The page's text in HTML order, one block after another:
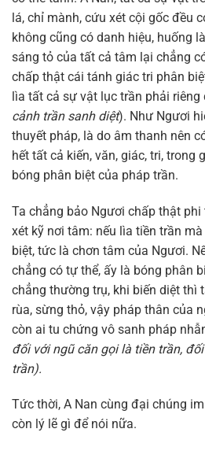
lá, chỉ mành, cứu xét cội gốc đều
không cũng có danh hiệu, huống
sáng tỏ của tất cả tâm lại chẳng
chấp thật cái tánh giác tri phân
lìa tất cả sự vật lục trần phải riêng
cảnh trần sanh diệt). Như Ngươi
thuyết pháp, là do âm thanh nên
hết tất cả kiến, văn, giác, tri, trong
bóng phân biệt của pháp trần.
Ta chẳng bảo Ngươi chấp thật
xét kỹ nơi tâm: nếu lìa tiền trần
biệt, tức là chơn tâm của Ngươi.
chẳng có tự thể, ấy là bóng phân
chẳng thường trụ, khi biến diệt thì
rùa, sừng thỏ, vậy pháp thân của
còn ai tu chứng vô sanh pháp
đối với ngũ căn gọi là tiền trần,
trần).
Tức thời, A Nan cùng đại chúng
còn lý lẽ gì để nói nữa.